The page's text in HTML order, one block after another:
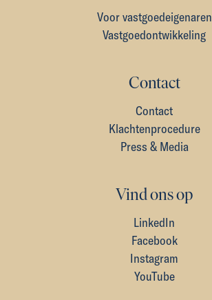
Voor vastgoedeigenaren
Vastgoedontwikkeling
Contact
Contact
Klachtenprocedure
Press & Media
Vind ons op
LinkedIn
Facebook
Instagram
YouTube